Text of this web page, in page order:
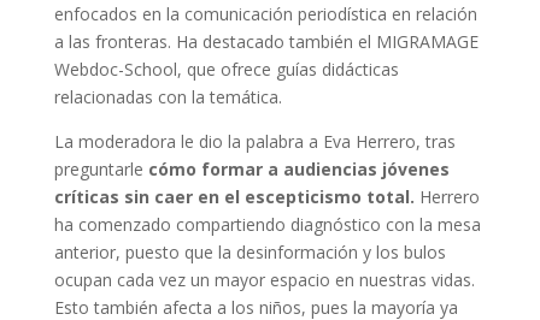
enfocados en la comunicación periodística en relación
a las fronteras. Ha destacado también el MIGRAMAGE
Webdoc-School, que ofrece guías didácticas
relacionadas con la temática.
La moderadora le dio la palabra a Eva Herrero, tras
preguntarle cómo formar a audiencias jóvenes
críticas sin caer en el escepticismo total. Herrero
ha comenzado compartiendo diagnóstico con la mesa
anterior, puesto que la desinformación y los bulos
ocupan cada vez un mayor espacio en nuestras vidas.
Esto también afecta a los niños, pues la mayoría ya